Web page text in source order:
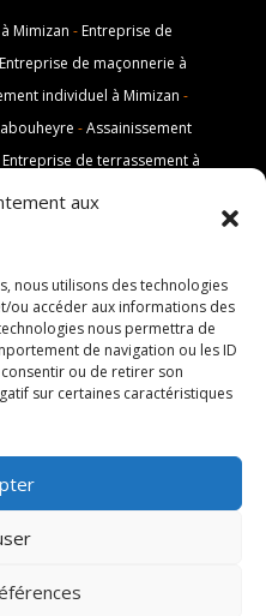
aux
nous utilisons des technologies
ou accéder aux informations des
nous permettra de
de navigation ou les ID
ou de retirer son
sur certaines caractéristiques
Mimizan -Entreprise de
Entreprise de maçonnerie à
individuel à Mimizan -
-Assainissement
Entreprise de terrassement à
à Labouheyre
en-Born
-Assainissement à
en-Born-Pisciniste à
-Pisciniste à Parentis-en-
- Cour en goudron à